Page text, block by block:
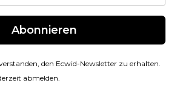
Abonnieren
den Ecwid-Newsletter zu erhalten.
abmelden.